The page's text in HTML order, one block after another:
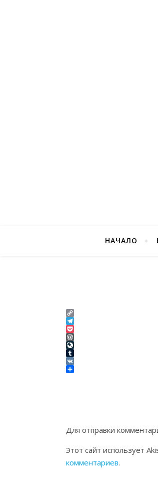
НАЧАЛО
Copy
Link
Telegram
Pocket
WordPress
LiveJournal
Tumblr
VK
Для отправки
Этот сайт использует
комментариев.